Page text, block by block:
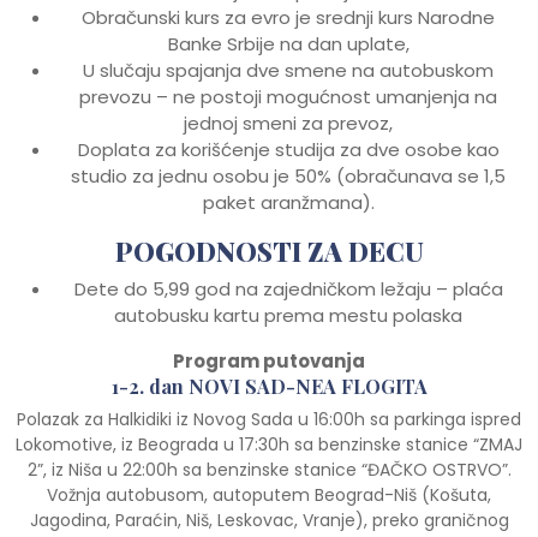
Obračunski kurs za evro je srednji kurs Narodne
Banke Srbije na dan uplate,
U slučaju spajanja dve smene na autobuskom
prevozu – ne postoji mogućnost umanjenja na
jednoj smeni za prevoz,
Doplata za korišćenje studija za dve osobe kao
studio za jednu osobu je 50% (obračunava se 1,5
paket aranžmana).
POGODNOSTI ZA DECU
Dete do 5,99 god na zajedničkom ležaju – plaća
autobusku kartu prema mestu polaska
Program putovanja
1-2. dan NOVI SAD-NEA FLOGITA
Polazak za Halkidiki iz Novog Sada u 16:00h sa parkinga ispred
Lokomotive, iz Beograda u 17:30h sa benzinske stanice “ZMAJ
2”, iz Niša u 22:00h sa benzinske stanice “ĐAČKO OSTRVO”.
Vožnja autobusom, autoputem Beograd-Niš (Košuta,
Jagodina, Paraćin, Niš, Leskovac, Vranje), preko graničnog